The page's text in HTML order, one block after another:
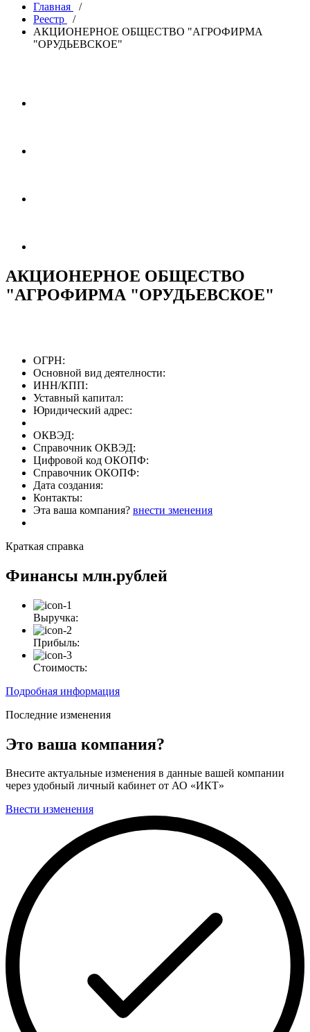
Главная
/
Реестр
/
АКЦИОНЕРНОЕ ОБЩЕСТВО "АГРОФИРМА
"ОРУДЬЕВСКОЕ"
АКЦИОНЕРНОЕ ОБЩЕСТВО
"АГРОФИРМА "ОРУДЬЕВСКОЕ"
ОГРН:
Основной вид деятелности:
ИНН/КПП:
Уставный капитал:
Юридический адрес:
ОКВЭД:
Справочник ОКВЭД:
Цифровой код ОКОПФ:
Справочник ОКОПФ:
Дата создания:
Контакты:
Эта ваша компания? внести зменения
Краткая справка
Финансы млн.рублей
Выручка:
Прибыль:
Стоимость:
Подробная информация
Последние изменения
Это ваша компания?
Внесите актуальные изменения в данные вашей компании
через удобный личный кабинет от АО «ИКТ»
Внести изменения